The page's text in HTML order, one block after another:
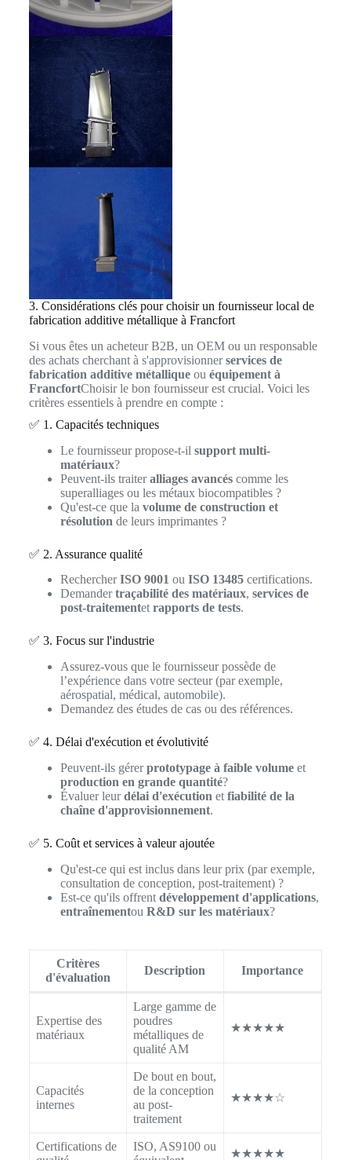
3. Considérations clés pour choisir un fournisseur local de
fabrication additive métallique à Francfort
Si vous êtes un acheteur B2B, un OEM ou un responsable
des achats cherchant à s'approvisionnerservices de
fabrication additive métalliqueou équipement à
FrancfortChoisir le bon fournisseur est crucial. Voici les
critères essentiels à prendre en compte :
✅ 1. Capacités techniques
Le fournisseur propose-t-il support multi-
matériaux?
Peuvent-ils traiteralliages avancéscomme les
superalliages ou les métaux biocompatibles ?
Qu'est-ce que la volume de construction et
résolution de leurs imprimantes ?
✅ 2. Assurance qualité
RechercherISO 9001 ou ISO 13485certifications.
Demandertraçabilité des matériaux, services de
post-traitementetrapports de tests.
✅ 3. Focus sur l'industrie
Assurez-vous que le fournisseur possède de
l’expérience dans votre secteur (par exemple,
aérospatial, médical, automobile).
Demandez des études de cas ou des références.
✅ 4. Délai d'exécution et évolutivité
Peuvent-ils gérerprototypage à faible volumeet
production en grande quantité?
Évaluer leurdélai d'exécution et fiabilité de la
chaîne d'approvisionnement.
✅ 5. Coût et services à valeur ajoutée
Qu'est-ce qui est inclus dans leur prix (par exemple,
consultation de conception, post-traitement) ?
Est-ce qu'ils offrent développement d'applications,
entraînementou R&D sur les matériaux?
Critères
d'évaluation
Description Importance
Expertise des
matériaux
Large gamme de
poudres
métalliques de
qualité AM
★★★★★
Capacités
internes
De bout en bout,
de la conception
au post-
traitement
★★★★☆
Certifications de
ISO, AS9100 ou
★★★★★